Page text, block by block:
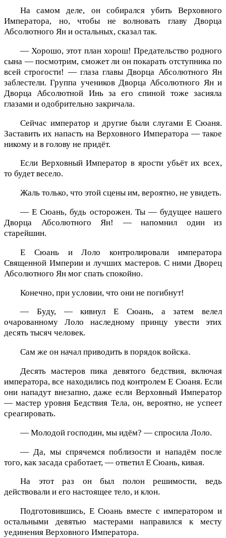
На самом деле, он собирался убить Верховного
Императора, но, чтобы не волновать главу Дворца
Абсолютного Ян и остальных, сказал так.
— Хорошо, этот план хорош! Предательство родного
сына — посмотрим, сможет ли он покарать отступника по
всей строгости! — глаза главы Дворца Абсолютного Ян
заблестели. Группа учеников Дворца Абсолютного Ян и
Дворца Абсолютной Инь за его спиной тоже засияла
глазами и одобрительно закричала.
Сейчас император и другие были слугами Е Сюаня.
Заставить их напасть на Верховного Императора — такое
никому и в голову не придёт.
Если Верховный Император в ярости убьёт их всех,
то будет весело.
Жаль только, что этой сцены им, вероятно, не увидеть.
— Е Сюань, будь осторожен. Ты — будущее нашего
Дворца Абсолютного Ян! — напомнил один из
старейшин.
Е Сюань и Лоло контролировали императора
Священной Империи и лучших мастеров. С ними Дворец
Абсолютного Ян мог спать спокойно.
Конечно, при условии, что они не погибнут!
— Буду, — кивнул Е Сюань, а затем велел
очарованному Лоло наследному принцу увести этих
десять тысяч человек.
Сам же он начал приводить в порядок войска.
Десять мастеров пика девятого бедствия, включая
императора, все находились под контролем Е Сюаня. Если
они нападут внезапно, даже если Верховный Император
— мастер уровня Бедствия Тела, он, вероятно, не успеет
среагировать.
— Молодой господин, мы идём? — спросила Лоло.
— Да, мы спрячемся поблизости и нападём после
того, как засада сработает, — ответил Е Сюань, кивая.
На этот раз он был полон решимости, ведь
действовали и его настоящее тело, и клон.
Подготовившись, Е Сюань вместе с императором и
остальными девятью мастерами направился к месту
уединения Верховного Императора.